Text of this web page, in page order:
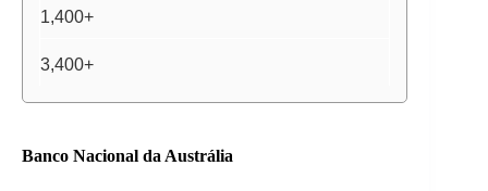
1,400+
3,400+
Banco Nacional da Austrália